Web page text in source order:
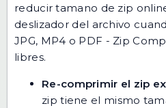
reducir tamano de zip
deslizador del archivo
JPG, MP4 o PDF - Zip
libres.
Re-comprimir el zip
zip tiene el mismo